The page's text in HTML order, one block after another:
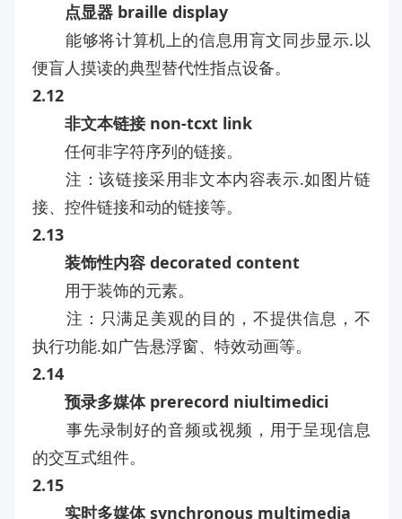
点显器 braille display
能够将计算机上的信息用肓文同步显示.以
便盲人摸读的典型替代性指点设备。
2.12
非文本链接 non-tcxt link
任何非字符序列的链接。
注：该链接采用非文本内容表示.如图片链
接、控件链接和动的链接等。
2.13
装饰性内容 decorated content
用于装饰的元素。
注：只满足美观的目的，不提供信息，不
执行功能.如广告悬浮窗、特效动画等。
2.14
预录多媒体 prerecord niultimedici
事先录制好的音频或视频，用于呈现信息
的交互式组件。
2.15
实时多媒体 synchronous multimedia